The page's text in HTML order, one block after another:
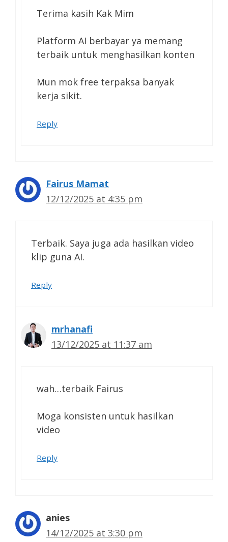
Terima kasih Kak Mim
Platform AI berbayar ya memang
terbaik untuk menghasilkan konten
Mun mok free terpaksa banyak
kerja sikit.
Reply
Fairus Mamat
12/12/2025 at 4:35 pm
Terbaik. Saya juga ada hasilkan video
klip guna AI.
Reply
mrhanafi
13/12/2025 at 11:37 am
wah…terbaik Fairus
Moga konsisten untuk hasilkan
video
Reply
anies
14/12/2025 at 3:30 pm